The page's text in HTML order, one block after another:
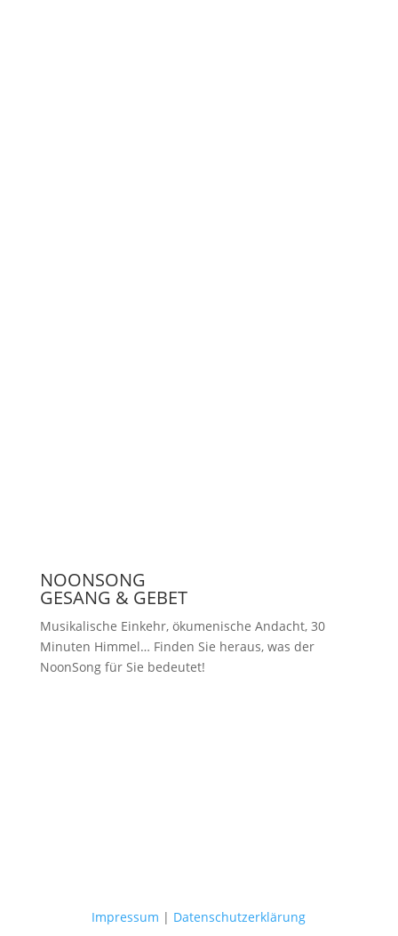
NOONSONG
GESANG & GEBET
Musikalische Einkehr, ökumenische Andacht, 30
Minuten Himmel… Finden Sie heraus, was der
NoonSong für Sie bedeutet!
Impressum | Datenschutzerklärung